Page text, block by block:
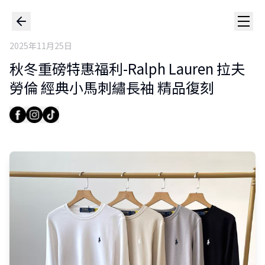
2025年11月25日
秋冬重磅特惠福利-Ralph Lauren 拉夫
勞倫 經典小馬刺繡長袖 精品復刻